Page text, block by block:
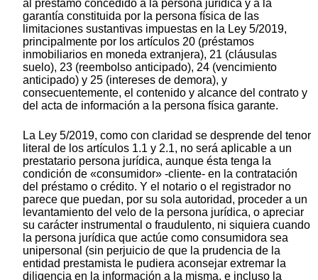
al préstamo concedido a la persona jurídica y a la
garantía constituida por la persona física de las
limitaciones sustantivas impuestas en la Ley 5/2019,
principalmente por los artículos 20 (préstamos
inmobiliarios en moneda extranjera), 21 (cláusulas
suelo), 23 (reembolso anticipado), 24 (vencimiento
anticipado) y 25 (intereses de demora), y
consecuentemente, el contenido y alcance del contrato y
del acta de información a la persona física garante.
La Ley 5/2019, como con claridad se desprende del tenor
literal de los artículos 1.1 y 2.1, no será aplicable a un
prestatario persona jurídica, aunque ésta tenga la
condición de «consumidor» -cliente- en la contratación
del préstamo o crédito. Y el notario o el registrador no
parece que puedan, por su sola autoridad, proceder a un
levantamiento del velo de la persona jurídica, o apreciar
su carácter instrumental o fraudulento, ni siquiera cuando
la persona jurídica que actúe como consumidora sea
unipersonal (sin perjuicio de que la prudencia de la
entidad prestamista le pudiera aconsejar extremar la
diligencia en la información a la misma, e incluso la